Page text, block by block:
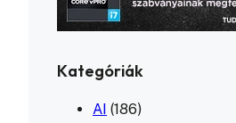
Kategóriák
AI (186)